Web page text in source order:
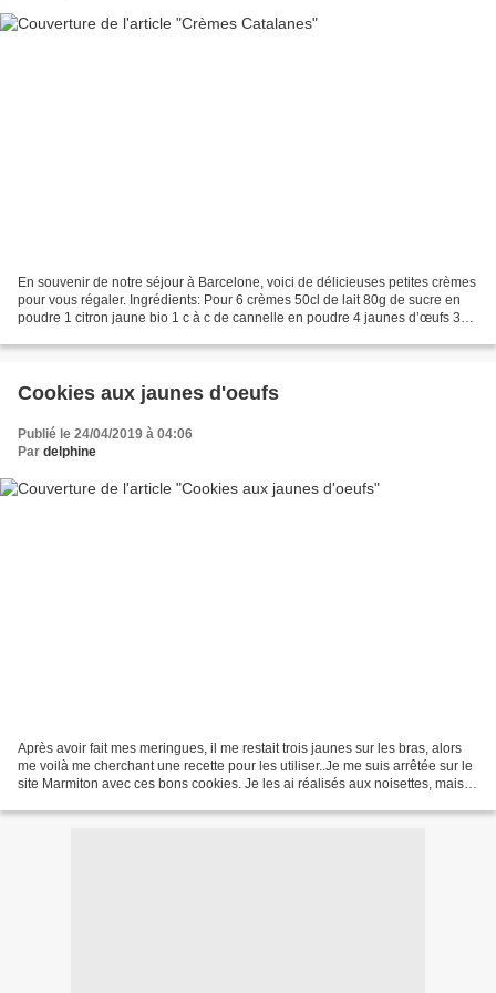
En souvenir de notre séjour à Barcelone, voici de délicieuses petites crèmes
pour vous régaler. Ingrédients: Pour 6 crèmes 50cl de lait 80g de sucre en
poudre 1 citron jaune bio 1 c à c de cannelle en poudre 4 jaunes d’œufs 30g
Cookies aux jaunes d'oeufs
Publié le 24/04/2019 à 04:06
Par delphine
Après avoir fait mes meringues, il me restait trois jaunes sur les bras, alors
me voilà me cherchant une recette pour les utiliser..Je me suis arrêtée sur le
site Marmiton avec ces bons cookies. Je les ai réalisés aux noisettes, mais